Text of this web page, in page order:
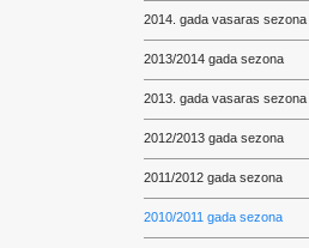
2014. gada vasaras sezona
2013/2014 gada sezona
2013. gada vasaras sezona
2012/2013 gada sezona
2011/2012 gada sezona
2010/2011 gada sezona